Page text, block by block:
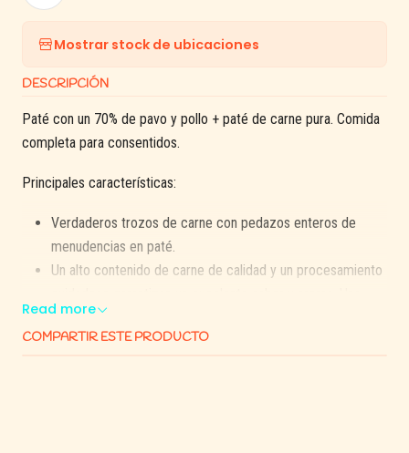
Mostrar stock de ubicaciones
DESCRIPCIÓN
Paté con un 70% de pavo y pollo + paté de carne pura. Comida
completa para consentidos.
Principales características:
Verdaderos trozos de carne con pedazos enteros de
menudencias en paté.
Un alto contenido de carne de calidad y un procesamiento
deliciosa combinación de verdaderos trozos de carne y
menudencias en paté para satisfacer perfectamente hasta
Read more
COMPARTIR ESTE PRODUCTO